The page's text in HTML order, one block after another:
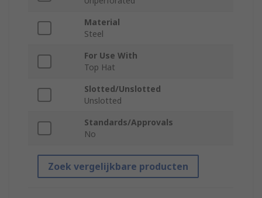
Material
Steel
For Use With
Top Hat
Slotted/Unslotted
Unslotted
Standards/Approvals
No
Zoek vergelijkbare producten